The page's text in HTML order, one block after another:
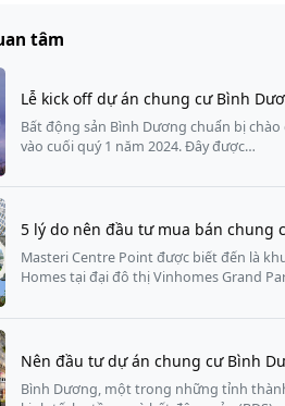
tâm
Lễ kick off dự án chung cư Bình
Bất động sản Bình Dương chuẩn bị
vào cuối quý 1 năm 2024. Đây được…
5 lý do nên đầu tư mua bán chung
Masteri Centre Point được biết đến là
Homes tại đại đô thị Vinhomes Grand
Nên đầu tư dự án chung cư Bình
Bình Dương, một trong những tỉnh